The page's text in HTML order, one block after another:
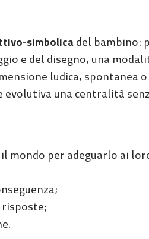
simbolicadel bambino:
e del disegno, una
ludica, spontanea
evolutiva una centralità
mondo per adeguarlo ai
risposte;